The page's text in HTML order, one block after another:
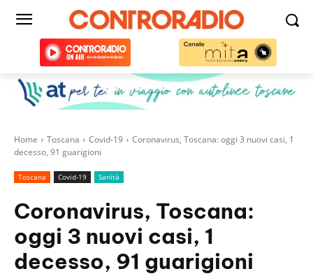
Home Toscana Covid-19
Coronavirus, Toscana: oggi 3 nuovi casi, 1
decesso, 91 guarigioni
Toscana Covid-19 Sanità
Coronavirus, Toscana:
oggi 3 nuovi casi, 1
decesso, 91 guarigioni